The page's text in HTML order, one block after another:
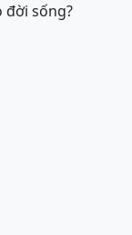
đời sống?